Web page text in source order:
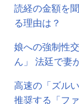
読経の金額を
る理由は？
娘への強制性
ん」 法廷で妻
高速の「ズル
推奨する「フ